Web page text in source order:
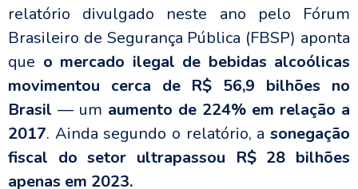
relatório divulgado neste ano pelo Fórum
Brasileiro de Segurança Pública (FBSP) aponta
que o mercado ilegal de bebidas alcoólicas
movimentou cerca de R$ 56,9 bilhões no
Brasil — um aumento de 224% em relação a
2017. Ainda segundo o relatório, a sonegação
fiscal do setor ultrapassou R$ 28 bilhões
apenas em 2023.